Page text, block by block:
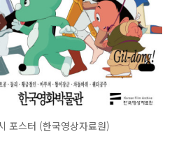
포스터 (한국영상자료원)